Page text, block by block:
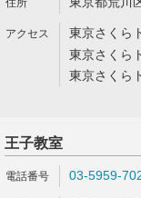
東京さくら
東京さくら
東京さくら
王子教室
03-5959-